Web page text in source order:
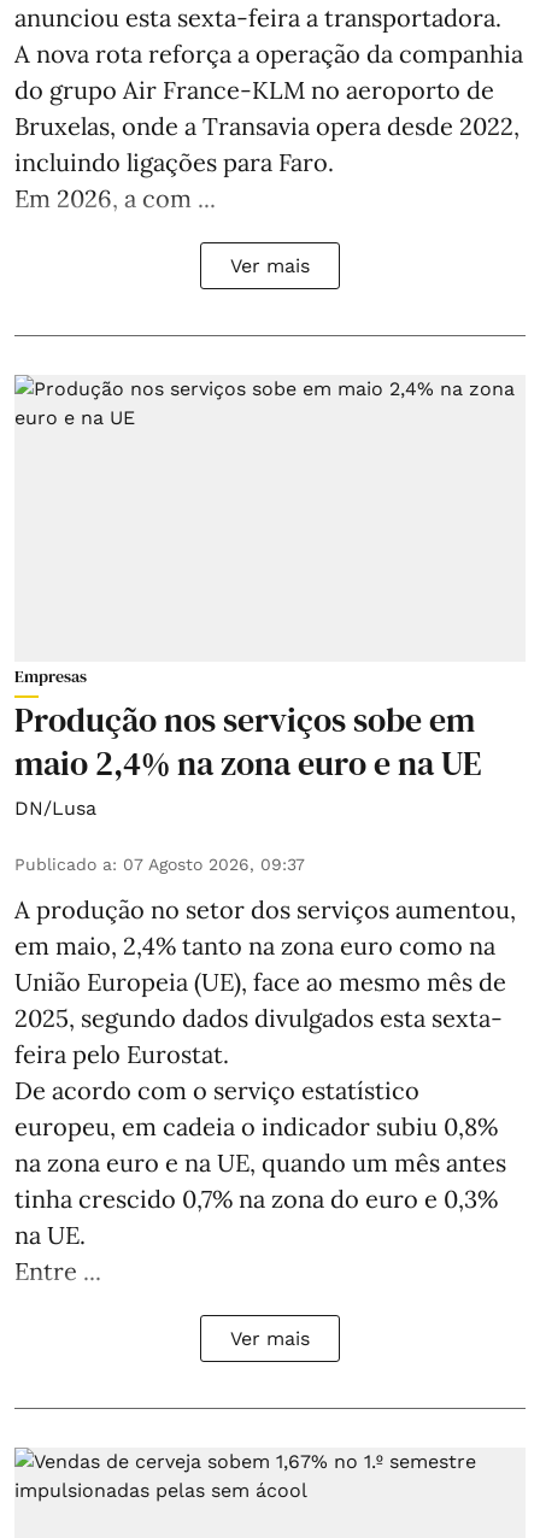
anunciou esta sexta-feira a transportadora.
A nova rota reforça a operação da companhia
do grupo Air France-KLM no aeroporto de
Bruxelas, onde a Transavia opera desde 2022,
incluindo ligações para Faro.
Em 2026, a com ...
Ver mais
Empresas
Produção nos serviços sobe em
maio 2,4% na zona euro e na UE
DN/Lusa
Publicado a: 07 Agosto 2026, 09:37
A produção no setor dos serviços aumentou,
em maio, 2,4% tanto na zona euro como na
União Europeia (UE), face ao mesmo mês de
2025, segundo dados divulgados esta sexta-
feira pelo Eurostat.
De acordo com o serviço estatístico
europeu, em cadeia o indicador subiu 0,8%
na zona euro e na UE, quando um mês antes
tinha crescido 0,7% na zona do euro e 0,3%
na UE.
Entre ...
Ver mais